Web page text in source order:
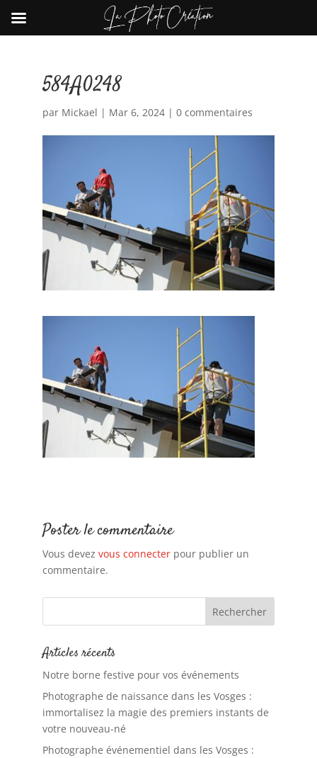
584A0248
par Mickael | Mar 6, 2024| 0 commentaires
Poster le commentaire
Vous devez vous connecterpour publier un
commentaire.
Articles récents
Notre borne festive pour vos événements
Photographe de naissance dans les Vosges :
immortalisez la magie des premiers instants de
votre nouveau-né
Photographe événementiel dans les Vosges :